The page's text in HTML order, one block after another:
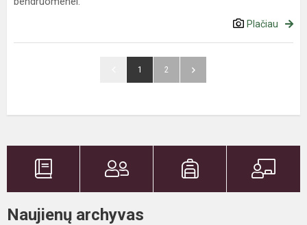
Plačiau
1 2
Naujienų archyvas